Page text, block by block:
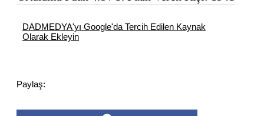
DADMEDYA'yı Google'da Tercih Edilen Kaynak
Olarak Ekleyin
Paylaş: